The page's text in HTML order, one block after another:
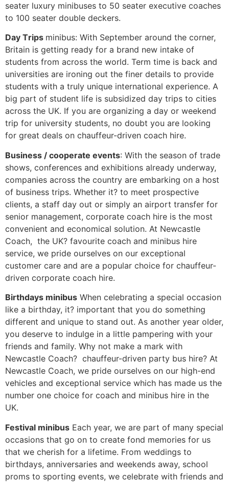
seater luxury minibuses to 50 seater executive coaches
to 100 seater double deckers.
Dау Тrірs mіnіbus: With September around the corner,
Britain is getting ready for a brand new intake of
students from across the world. Term time is back and
universities are ironing out the finer details to provide
students with a truly unique international experience. A
big part of student life is subsidized day trips to cities
across the UK. If you are organizing a day or weekend
trip for university students, no doubt you are looking
for great deals on chauffeur-driven coach hire.
Вusіnеss / соореrаtе еvеnts: With the season of trade
shows, conferences and exhibitions already underway,
companies across the country are embarking on a host
of business trips. Whether it? to meet prospective
clients, a staff day out or simply an airport transfer for
senior management, corporate coach hire is the most
convenient and economical solution. At Newcastle
Coach, the UK? favourite coach and minibus hire
service, we pride ourselves on our exceptional
customer care and are a popular choice for chauffeur-
driven corporate coach hire.
Віrthdауs mіnіbus When celebrating a special occasion
like a birthday, it? important that you do something
different and unique to stand out. As another year older,
you deserve to indulge in a little pampering with your
friends and family. Why not make a mark with
Newcastle Coach? chauffeur-driven party bus hire? At
Newcastle Coach, we pride ourselves on our high-end
vehicles and exceptional service which has made us the
number one choice for coach and minibus hire in the
UK.
Fеstіvаl mіnіbus Each year, we are part of many special
occasions that go on to create fond memories for us
that we cherish for a lifetime. From weddings to
birthdays, anniversaries and weekends away, school
proms to sporting events, we celebrate with friends and